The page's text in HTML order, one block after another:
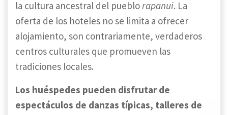
la cultura ancestral del pueblorapanui. La
oferta de los hoteles no se limita a ofrecer
alojamiento, son contrariamente, verdaderos
centros culturales que promueven las
tradiciones locales.
Los huéspedes pueden disfrutar de
espectáculos de danzas típicas, talleres de